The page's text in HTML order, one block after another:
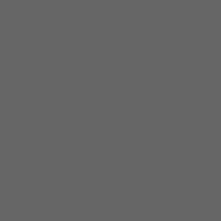
strap locks -...